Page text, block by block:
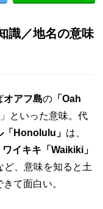
識／地名の意味
オアフ島の 「Oah
といった意味。代
「Honolulu」 は、
ワイキキ「Waikiki」
、意味を知ると土
て面白い。